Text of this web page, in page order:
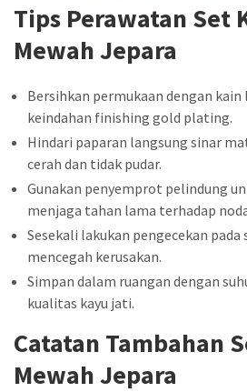
Tips Perawatan Set
Mewah Jepara
Bersihkan permukaan dengan
keindahan finishing gold plating.
Hindari paparan langsung sinar
cerah dan tidak pudar.
Gunakan penyemprot pelindung
menjaga tahan lama terhadap
Sesekali lakukan pengecekan
mencegah kerusakan.
Simpan dalam ruangan dengan
kualitas kayu jati.
Catatan Tambahan
Mewah Jepara